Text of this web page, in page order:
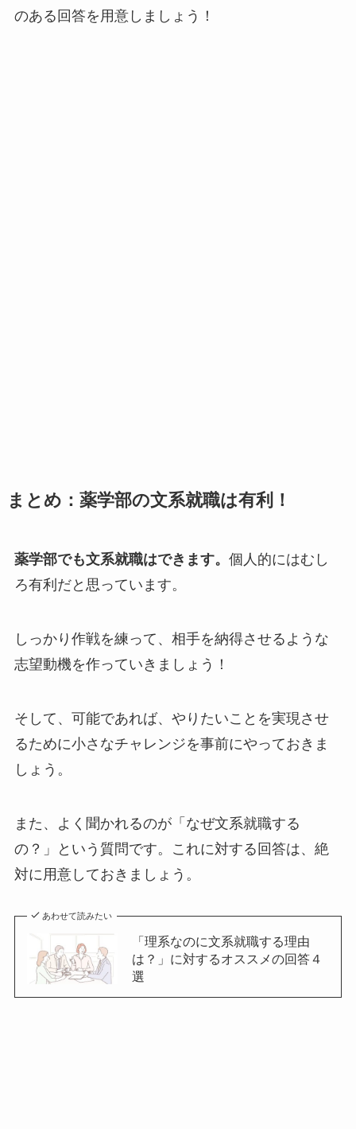
のある回答を用意しましょう！
まとめ：薬学部の文系就職は有利！
薬学部でも文系就職はできます。 個人的にはむし
ろ有利だと思っています。
しっかり作戦を練って、相手を納得させるような
志望動機を作っていきましょう！
そして、可能であれば、やりたいことを実現させ
るために小さなチャレンジを事前にやっておきま
しょう。
また、よく聞かれるのが「なぜ文系就職する
の？」という質問です。これに対する回答は、絶
対に用意しておきましょう。
あわせて読みたい
「理系なのに文系就職する理由
は？」に対するオススメの回答４
選